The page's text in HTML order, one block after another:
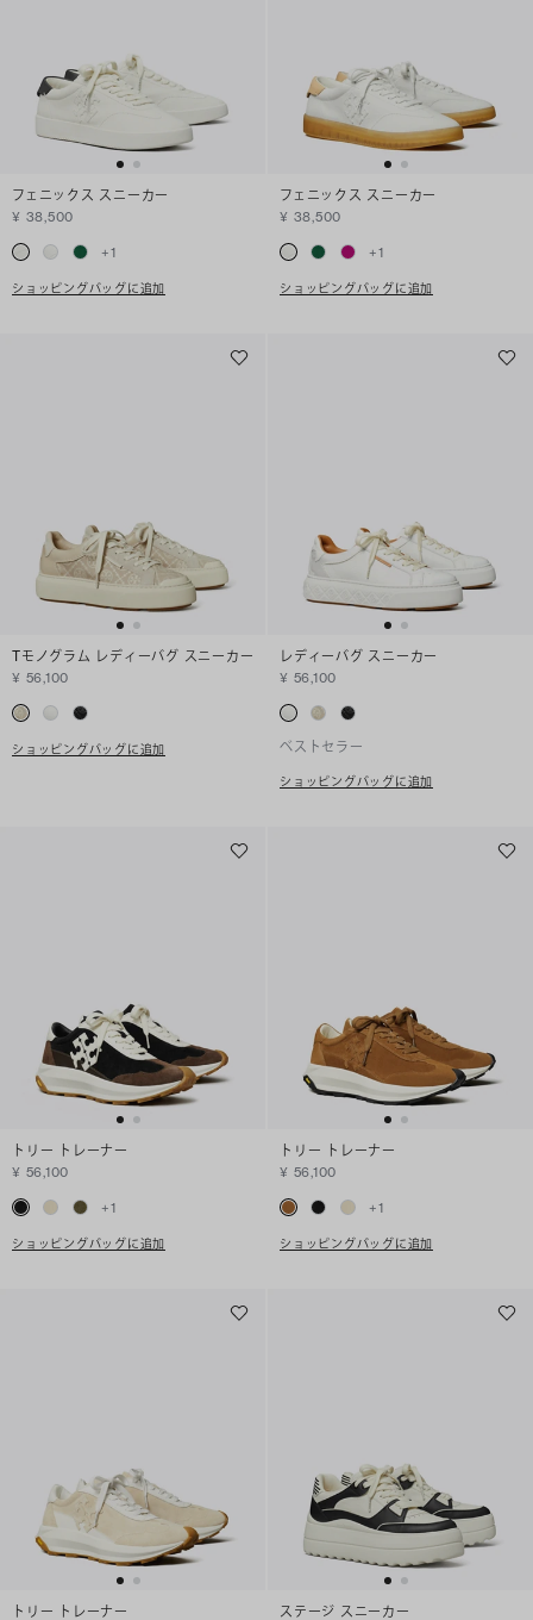
フェニックス スニーカー
¥ 38,500
+1
ショッピングバッグに追加
フェニックス スニーカー
¥ 38,500
+1
ショッピングバッグに追加
Tモノグラム レディーバグ スニーカー
¥ 56,100
ショッピングバッグに追加
レディーバグ スニーカー
¥ 56,100
ベストセラー
ショッピングバッグに追加
トリー トレーナー
¥ 56,100
+1
ショッピングバッグに追加
トリー トレーナー
¥ 56,100
+1
ショッピングバッグに追加
トリー トレーナー ステージ スニーカー